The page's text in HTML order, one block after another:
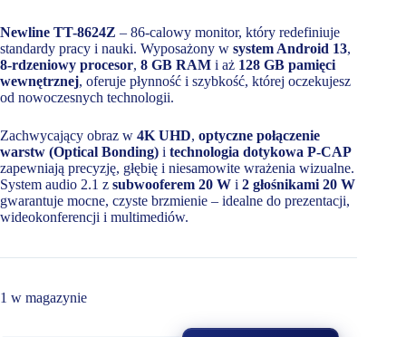
Newline TT-8624Z – 86-calowy monitor, który redefiniuje
standardy pracy i nauki. Wyposażony w system Android 13,
8-rdzeniowy procesor, 8 GB RAM i aż 128 GB pamięci
wewnętrznej, oferuje płynność i szybkość, której oczekujesz
od nowoczesnych technologii.
Zachwycający obraz w 4K UHD, optyczne połączenie
warstw (Optical Bonding) i technologia dotykowa P-CAP
zapewniają precyzję, głębię i niesamowite wrażenia wizualne.
System audio 2.1 z subwooferem 20 W i 2 głośnikami 20 W
gwarantuje mocne, czyste brzmienie – idealne do prezentacji,
wideokonferencji i multimediów.
1 w magazynie